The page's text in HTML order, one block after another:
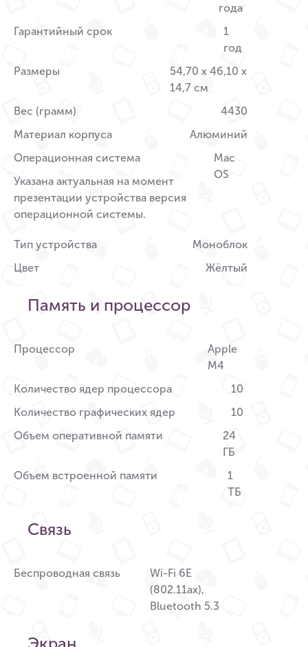
года
Гарантийный срок
1
год
Размеры
54,70 x 46,10 x
14,7 см
Вес (грамм)
4430
Материал корпуса
Алюминий
Операционная система
Указана актуальная на момент
презентации устройства версия
операционной системы.
Mac
OS
Тип устройства
Моноблок
Цвет
Жёлтый
Память и процессор
Процессор
Apple
M4
Количество ядер процессора
10
Количество графических ядер
10
Объем оперативной памяти
24
ГБ
Объем встроенной памяти
1
ТБ
Связь
Беспроводная связь
Wi-Fi 6E
(802.11ax),
Bluetooth 5.3